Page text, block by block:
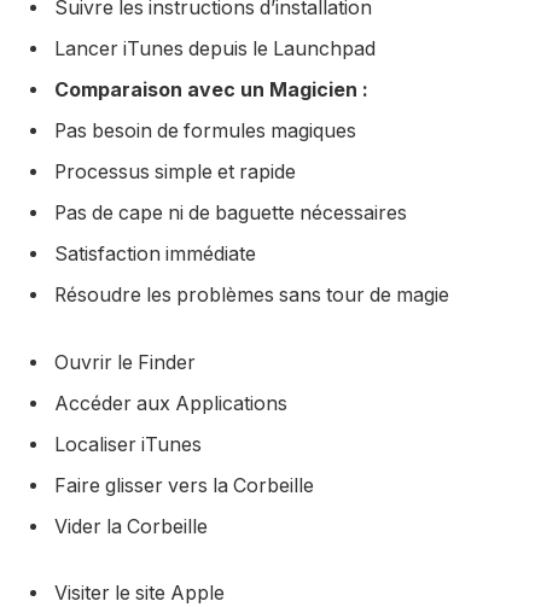
Suivre les instructions d’installation
Lancer iTunes depuis le Launchpad
Comparaison avec un Magicien :
Pas besoin de formules magiques
Processus simple et rapide
Pas de cape ni de baguette nécessaires
Satisfaction immédiate
Résoudre les problèmes sans tour de magie
Ouvrir le Finder
Accéder aux Applications
Localiser iTunes
Faire glisser vers la Corbeille
Vider la Corbeille
Visiter le site Apple